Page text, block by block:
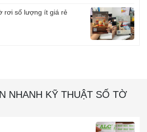
rơi số lượng ít giá rẻ
NHANH KỸ THUẬT SỐ TỜ